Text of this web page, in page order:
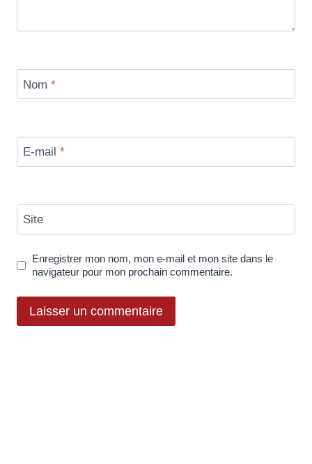
Nom *
E-mail *
Site
Enregistrer mon nom, mon e-mail et mon site dans le
navigateur pour mon prochain commentaire.